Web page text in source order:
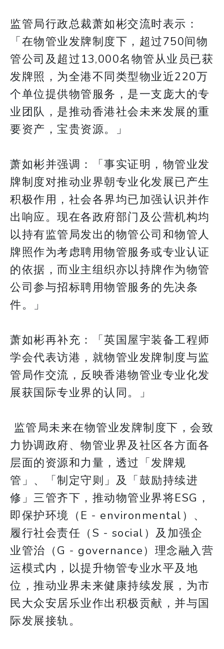
监管局行政总裁萧如彬交流时表示：
「在物管业发牌制度下，超过750间物
管公司及超过13,000名物管从业员已获
发牌照，为全港不同类型物业近220万
个单位提供物管服务，是一支庞大的专
业团队，是推动香港社会未来发展的重
要资产，宝贵资源。」
萧如彬并强调：「事实证明，物管业发
牌制度对推动业界朝专业化发展已产生
积极作用，社会各界均已加强认识并作
出响应。现在各政府部门及公营机构均
以持有监管局发出的物管公司和物管人
牌照作为考虑聘用物管服务或专业认证
的依据，而业主组织亦以持牌作为物管
公司参与招标聘用物管服务的先决条
件。」
萧如彬再补充：「英国屋宇装备工程师
学会代表访港，就物管业发牌制度与监
管局作交流，反映香港物管业专业化发
展获国际专业界的认同。」
监管局未来在物管业发牌制度下，会致
力协调政府、物管业界及社区各方面各
层面的资源和力量，透过「发牌规
管」、「制定守则」及「鼓励持续进
修」三管齐下，推动物管业界将ESG，
即保护环境（E - environmental）、
履行社会责任（S - social）及加强企
业管治（G - governance）理念融入营
运模式内，以提升物管专业水平及地
位，推动业界未来健康持续发展，为市
民大众安居乐业作出积极贡献，并与国
际发展接轨。